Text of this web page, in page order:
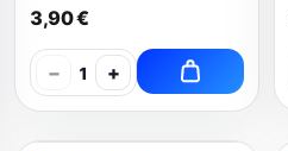
3,90 €
− 1 +